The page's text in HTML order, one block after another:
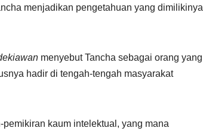
menjadikan pengetahuan yang dimilikinya
menyebut Tancha sebagai orang yang
hadir di tengah-tengah masyarakat
kaum intelektual, yang mana